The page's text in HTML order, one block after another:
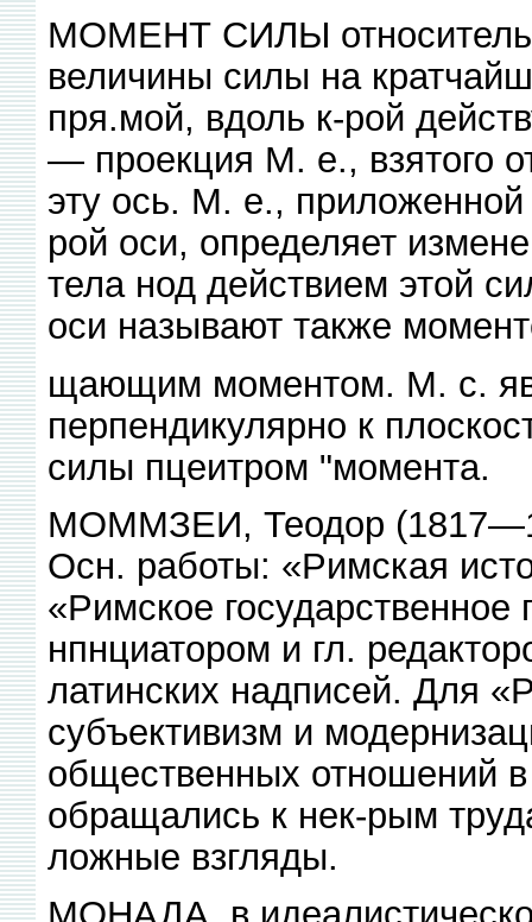
МОМЕНТ СИЛЫ
величины силы на
пря.мой, вдоль к-рой
— проекция М. е., взятого
эту ось. М. е.,
рой оси, определяет
тела нод действием этой
оси называют также
щающим моментом. М. с.
перпендикулярно к
силы пцеитром "момента.
МОММЗЕИ, Теодор
Осн. работы: «Римская
«Римское
нпнциатором и гл.
латинских надписей. Для
субъективизм и
общественных отношений
обращались к нек-рым
ложные взгляды.